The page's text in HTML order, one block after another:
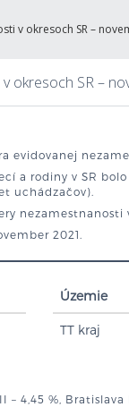
v okresoch SR –
okresoch SR –
evidovanej
a rodiny v SR
uchádzačov).
nezamestnanosti
2021.
Územie
TT kraj
– 4,45 %,